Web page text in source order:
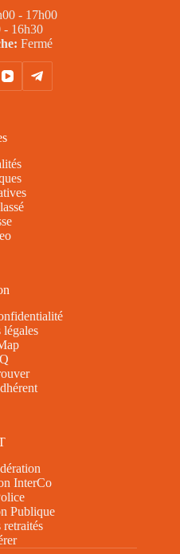
- 17h00
- 16h30
Fermé
InterCo
Publique